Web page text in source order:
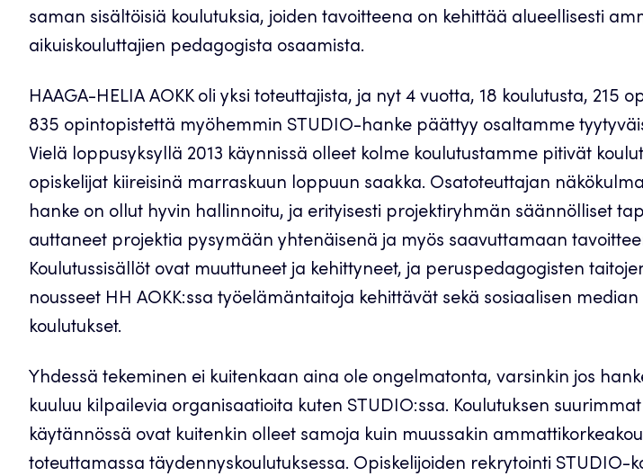
saman sisältöisiä koulutuksia, joiden tavoitteena on kehittää alueellisesti
aikuiskouluttajien pedagogista osaamista.
HAAGA-HELIA AOKK oli yksi toteuttajista, ja nyt 4 vuotta, 18 koulutusta, 215
835 opintopistettä myöhemmin STUDIO-hanke päättyy osaltamme
Vielä loppusyksyllä 2013 käynnissä olleet kolme koulutustamme pitivät
opiskelijat kiireisinä marraskuun loppuun saakka. Osatoteuttajan
hanke on ollut hyvin hallinnoitu, ja erityisesti projektiryhmän säännölliset
auttaneet projektia pysymään yhtenäisenä ja myös saavuttamaan
Koulutussisällöt ovat muuttuneet ja kehittyneet, ja peruspedagogisten
nousseet HH AOKK:ssa työelämäntaitoja kehittävät sekä sosiaalisen
koulutukset.
Yhdessä tekeminen ei kuitenkaan aina ole ongelmatonta, varsinkin jos
kuuluu kilpailevia organisaatioita kuten STUDIO:ssa. Koulutuksen
käytännössä ovat kuitenkin olleet samoja kuin muussakin
toteuttamassa täydennyskoulutuksessa. Opiskelijoiden rekrytointi STUDIO-